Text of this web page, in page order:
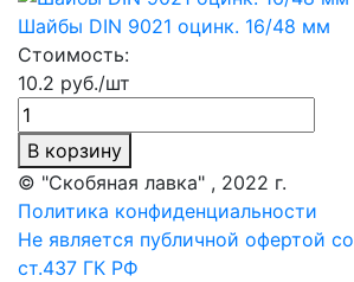
Шайбы DIN 9021 оцинк. 16/48 мм
Стоимость:
10.2 руб./шт
В корзину
© "Скобяная лавка" , 2022 г.
Политика конфиденциальности
Не является публичной офертой
ст.437 ГК РФ